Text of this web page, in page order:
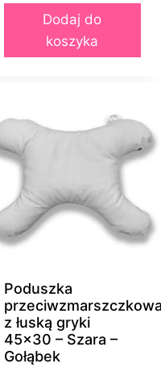
Dodaj do
koszyka
Poduszka
z łuską gryki
45×30 – Szara –
Gołąbek